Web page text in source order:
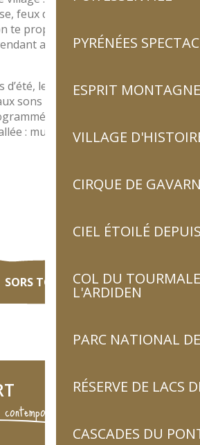
PYRÉNÉES
ESPRIT MONTAGNE
VILLAGE
CIRQUE DE
CIEL ÉTOILÉ
COL DU
L'ARDIDEN
PARC NATIONAL
RÉSERVE DE LACS
CASCADES DU
feux d’artifice, festivals,
te propose de vivre la culture
accessible à tous pendant
d’été, les places et les ruelles du
sons de la musique ou de rires
par la Maison du Parc
: musique, cirque, conte,
SORS TON AGENDA